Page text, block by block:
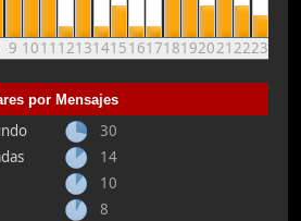
9 1011 121314151617181920212223
por Mensajes
30
14
10
8